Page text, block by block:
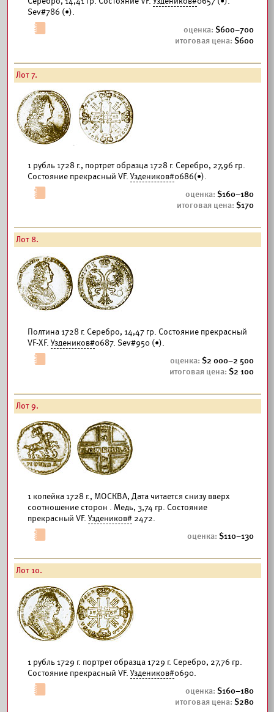
Sev#786 (•).
600–700
600
Лот 7.
1 рубль 1728 г., портрет образца 1728 г. Серебро, 27,96 гр.
Состояние прекрасный VF. Уздеников#0686(•).
160–180
170
Лот 8.
Полтина 1728 г. Серебро, 14,47 гр. Состояние прекрасный
VF-XF. Уздеников#0687. Sev#950 (•).
2 000–2 500
2 100
Лот 9.
1 копейка 1728 г., МОСКВА, Дата читается снизу вверх
соотношение сторон . Медь, 3,74 гр. Состояние
прекрасный VF. Уздеников# 2472.
110–130
Лот 10.
1 рубль 1729 г. портрет образца 1729 г. Серебро, 27,76 гр.
Состояние прекрасный VF. Уздеников#0690.
160–180
280